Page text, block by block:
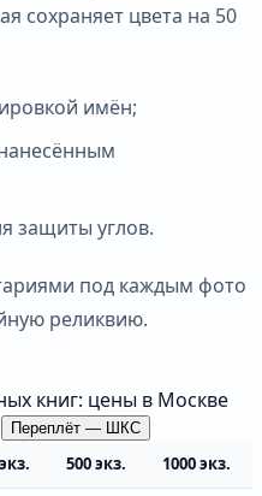
сохраняет цвета на 50
имён;
защиты углов.
под каждым фото
реликвию.
книг: цены в Москве
Переплёт — ШКС
500 экз. 1000 экз.